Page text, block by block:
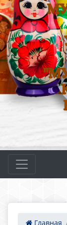
Главная